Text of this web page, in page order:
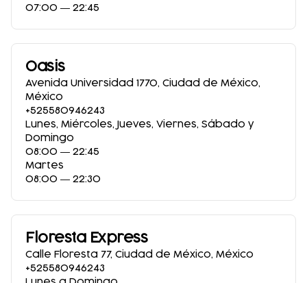
07:00 ― 22:45
Oasis
Avenida Universidad 1770, Ciudad de México,
México
+525580946243
Lunes, Miércoles, Jueves, Viernes, Sábado y
Domingo
08:00 ― 22:45
Martes
08:00 ― 22:30
Floresta Express
Calle Floresta 77, Ciudad de México, México
+525580946243